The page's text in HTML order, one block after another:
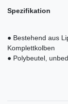
Spezifikation
● Bestehend aus
Komplettkolben
● Polybeutel,